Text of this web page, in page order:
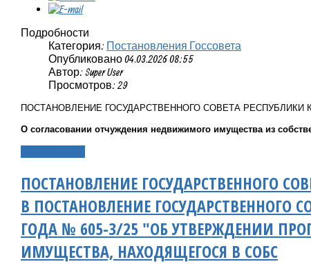
Подробности
Категория: Постановления Госсовета
Опубликовано 04.03.2026 08:55
Автор: Super User
Просмотров: 29
ПОСТАНОВЛЕНИЕ ГОСУДАРСТВЕННОГО СОВЕТА РЕСПУБЛИКИ
О согласовании отчуждения недвижимого имущества из
ПОСТАНОВЛЕНИЕ ГОСУДАРСТВЕННОГО
В ПОСТАНОВЛЕНИЕ ГОСУДАРСТВЕННОГО
ГОДА № 605-3/25 "ОБ УТВЕРЖДЕНИИ
ИМУЩЕСТВА, НАХОДЯЩЕГОСЯ В СОБС